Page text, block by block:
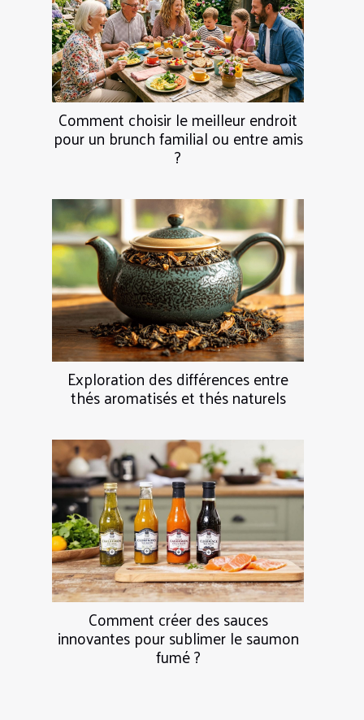
Comment choisir le meilleur endroit
pour un brunch familial ou entre amis
?
Exploration des différences entre
thés aromatisés et thés naturels
Comment créer des sauces
innovantes pour sublimer le saumon
fumé ?